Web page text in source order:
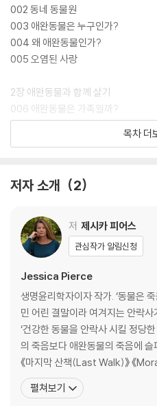
002 동네 동물원
003 애완동물은 누구인가?
004 왜 애완동물인가?
005 오염된 사랑
2장 애완동물과 함께 살기
006 애완동물은 가족일까?
007 애완동물을 기르지 않는 이유
011 동물 치장 소동
013 공감의 씨앗 심기
014 애완동물과 인간의 건강
015 동물이 옮기는 질병에 관한 생각
016 애완동물의 건강
017 동물 사료를 둘러싼 논쟁
018 우리 애완동물에게 ‘누구’를 먹
019 당신 개는 살쪘어요!
020 응가 비상사태
021 동물의 역습
목차 더
저자 소개 2
저 제시카 피어스
관심작가 알림신청
Jessica Pierce
생명윤리학자이자 작가. ‘동물은
민 어린 결말이라 여겨지는 안락
‘건강한 동물을 안락사 시킬 정당
의 죽음보다 애완동물의 죽음에 슬
《마지막 산책(Last Walk)》 《
(Marc Bekoff)와 《Wild Justice
조지 랜델스(George Randels)
펼쳐보기